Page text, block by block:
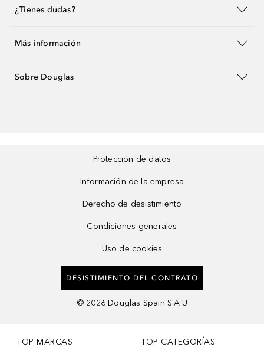
¿Tienes dudas?
Más información
Sobre Douglas
Protección de datos
Información de la empresa
Derecho de desistimiento
Condiciones generales
Uso de cookies
DESISTIMIENTO DEL CONTRATO
© 2026 Douglas Spain S.A.U
TOP MARCAS TOP CATEGORÍAS